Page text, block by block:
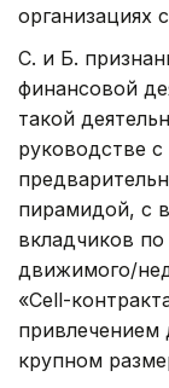
организациях
С. и Б.
финансовой
такой
руководстве
пирамидой, с
вкладчиков
движимого/
«Cell-
привлечением
крупном